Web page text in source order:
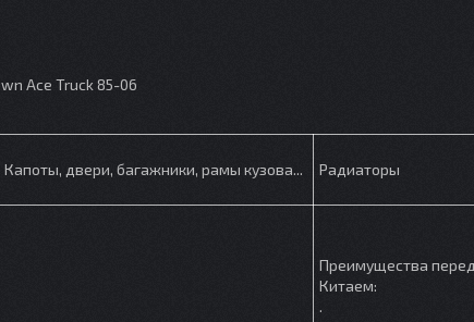
Ace Truck 85-06
Капоты, двери, багажники, рамы кузова... Радиаторы
Преимущества
Китаем:
.